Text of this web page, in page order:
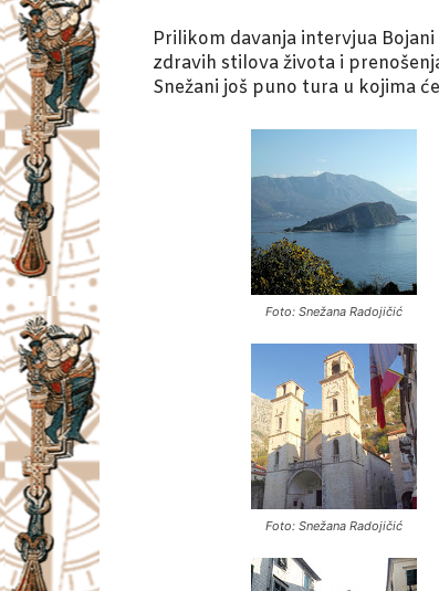
Prilikom davanja intervjua
zdravih stilova života i
Snežani još puno tura u kojima
Foto: Snežana Radojičić
Foto: Snežana Radojičić